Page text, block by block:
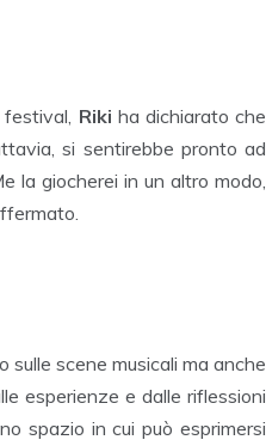
Riki ha dichiarato che
si sentirebbe pronto ad
la giocherei in un altro modo,
sulle scene musicali ma anche
esperienze e dalle riflessioni
spazio in cui può esprimersi